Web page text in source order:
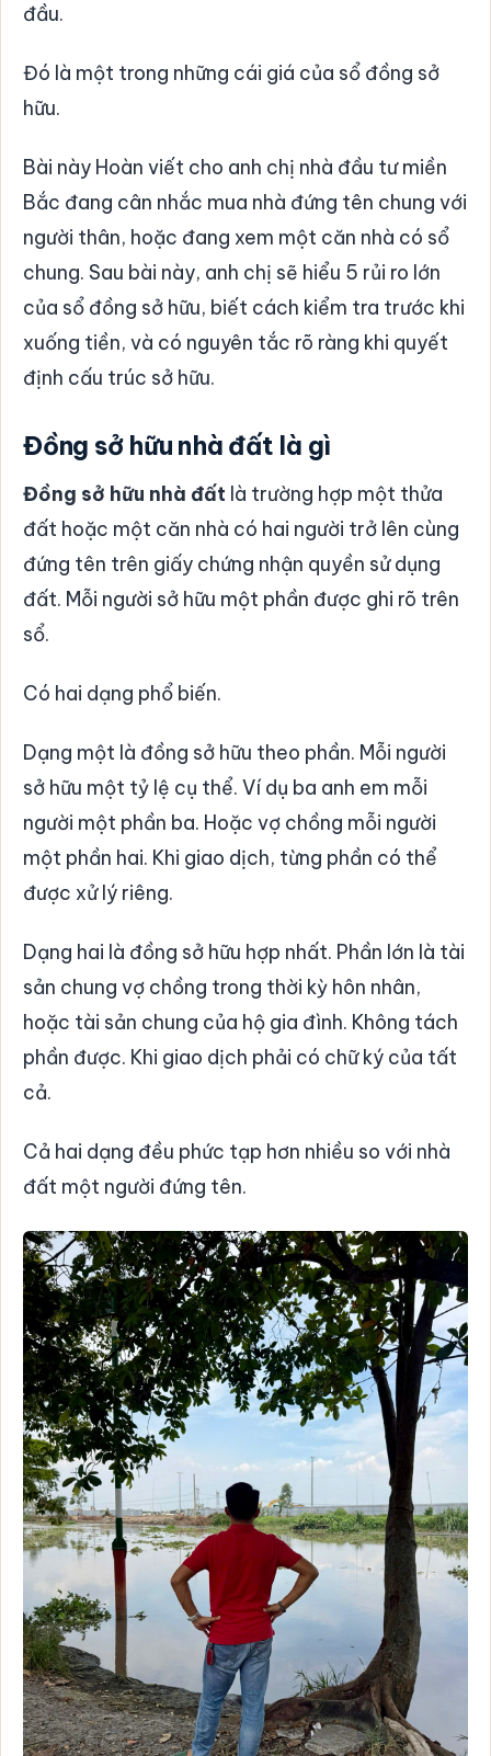
đầu.
Đó là một trong những cái giá của sổ đồng sở
hữu.
Bài này Hoàn viết cho anh chị nhà đầu tư miền
Bắc đang cân nhắc mua nhà đứng tên chung với
người thân, hoặc đang xem một căn nhà có sổ
chung. Sau bài này, anh chị sẽ hiểu 5 rủi ro lớn
của sổ đồng sở hữu, biết cách kiểm tra trước khi
xuống tiền, và có nguyên tắc rõ ràng khi quyết
định cấu trúc sở hữu.
Đồng sở hữu nhà đất là gì
Đồng sở hữu nhà đất là trường hợp một thửa
đất hoặc một căn nhà có hai người trở lên cùng
đứng tên trên giấy chứng nhận quyền sử dụng
đất. Mỗi người sở hữu một phần được ghi rõ trên
sổ.
Có hai dạng phổ biến.
Dạng một là đồng sở hữu theo phần. Mỗi người
sở hữu một tỷ lệ cụ thể. Ví dụ ba anh em mỗi
người một phần ba. Hoặc vợ chồng mỗi người
một phần hai. Khi giao dịch, từng phần có thể
được xử lý riêng.
Dạng hai là đồng sở hữu hợp nhất. Phần lớn là tài
sản chung vợ chồng trong thời kỳ hôn nhân,
hoặc tài sản chung của hộ gia đình. Không tách
phần được. Khi giao dịch phải có chữ ký của tất
cả.
Cả hai dạng đều phức tạp hơn nhiều so với nhà
đất một người đứng tên.